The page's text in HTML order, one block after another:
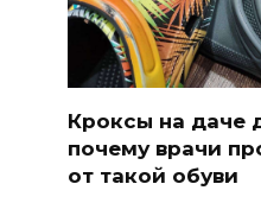
Кроксы на даче
почему врачи
от такой обуви